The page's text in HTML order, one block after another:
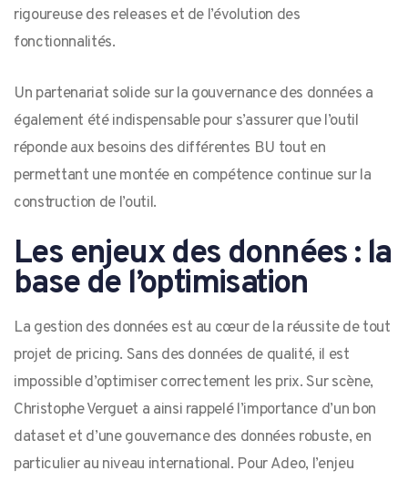
rigoureuse des releases et de l’évolution des
fonctionnalités.
Un partenariat solide sur la gouvernance des données a
également été indispensable pour s’assurer que l’outil
réponde aux besoins des différentes BU tout en
permettant une montée en compétence continue sur la
construction de l’outil.
Les enjeux des données : la
base de l’optimisation
La gestion des données est au cœur de la réussite de tout
projet de pricing. Sans des données de qualité, il est
impossible d’optimiser correctement les prix. Sur scène,
Christophe Verguet a ainsi rappelé l’importance d’un bon
dataset et d’une gouvernance des données robuste, en
particulier au niveau international. Pour Adeo, l’enjeu